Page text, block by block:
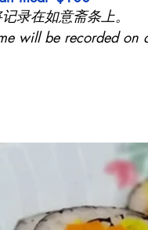
录在如意斋条上。
will be recorded on a